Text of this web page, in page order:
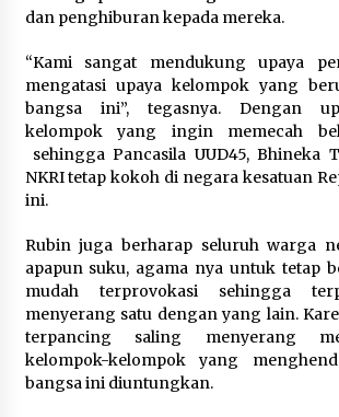
dan penghiburan kepada mereka.
“Kami sangat mendukung upaya
mengatasi upaya kelompok yang
bangsa ini”, tegasnya. Dengan
kelompok yang ingin memecah
sehingga Pancasila UUD45, Bhineka
NKRI tetap kokoh di negara kesatuan
ini.
Rubin juga berharap seluruh warga
apapun suku, agama nya untuk tetap
mudah terprovokasi sehingga
menyerang satu dengan yang lain.
terpancing saling menyerang
kelompok-kelompok yang
bangsa ini diuntungkan.